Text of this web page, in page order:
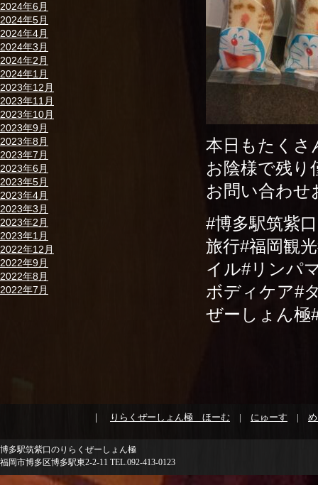
2024年6月
2024年5月
2024年4月
2024年3月
2024年2月
2024年1月
2023年12月
2023年11月
2023年10月
2023年9月
2023年8月
2023年7月
2023年6月
2023年5月
2023年4月
2023年3月
2023年2月
2023年1月
2022年12月
2022年9月
2022年8月
2022年7月
本日もたくさ
お陰様で残り
お問い合わせ
#博多駅筑紫
旅行#福岡観
イル#リンパ
ボディケア#
ぜーしょん極
｜ りらくぜーしょん極 ほーむ | にゅーす |
博多駅筑紫口のりらくぜーしょん極
福岡市博多区博多駅東2-2-11 TEL.092-413-0123